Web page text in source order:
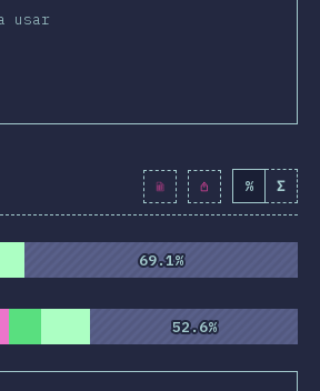
usar
80.6 % 9267 % Σ
69.1%
69.1%
52.6%
52.6%